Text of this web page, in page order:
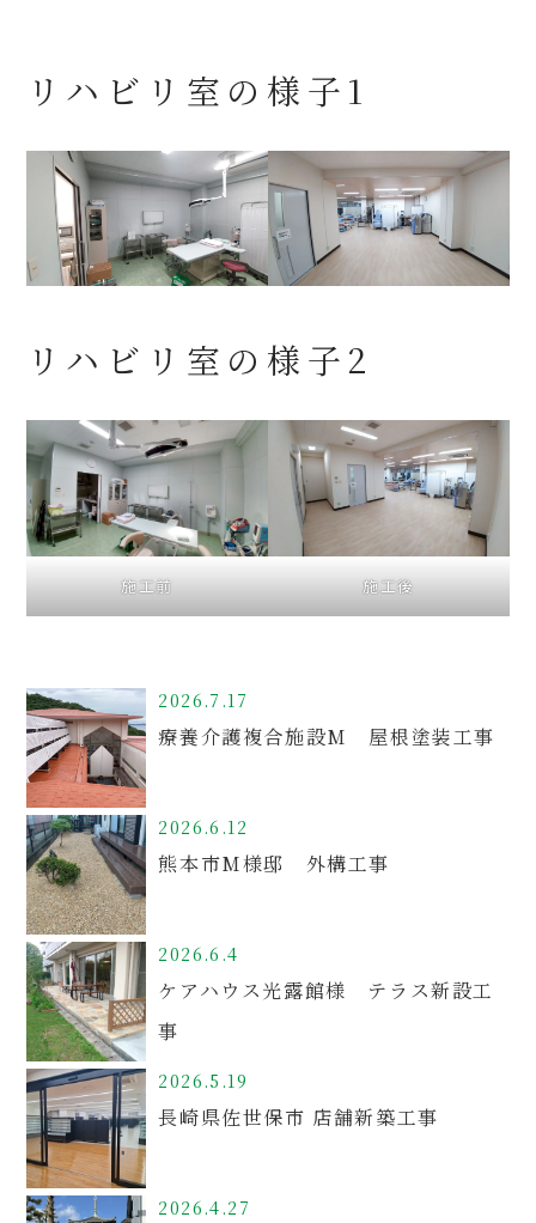
リハビリ室の様子1
リハビリ室の様子2
施工前 施工後
2026.7.17
療養介護複合施設M 屋根塗装工事
2026.6.12
熊本市M様邸 外構工事
2026.6.4
ケアハウス光露館様 テラス新設工
事
2026.5.19
長崎県佐世保市 店舗新築工事
2026.4.27